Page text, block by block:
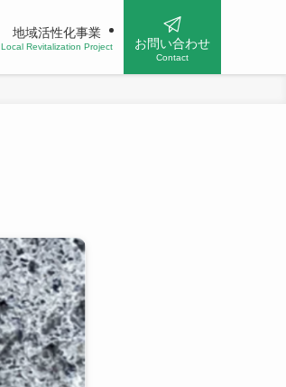
地域活性化事業
Local Revitalization Project お問い合わせ
Contact